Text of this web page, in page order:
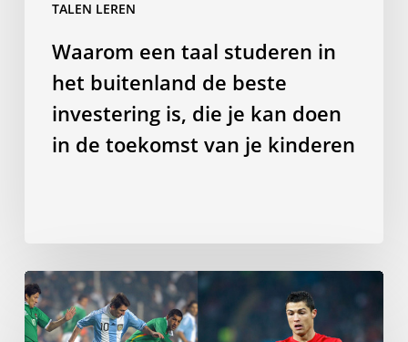
TALEN LEREN
toekomst
Waarom een taal studeren in
het buitenland de beste
investering is, die je kan doen
in de toekomst van je kinderen
Het
spreken
van